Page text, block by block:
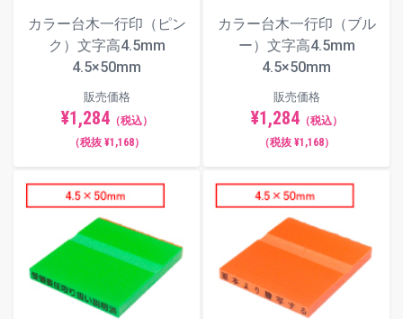
カラー台木一行印（ピン
ク）文字高4.5mm
4.5×50mm
販売価格
¥1,284（税込）
（税抜 ¥1,168）
カラー台木一行印（ブル
ー）文字高4.5mm
4.5×50mm
販売価格
¥1,284（税込）
（税抜 ¥1,168）